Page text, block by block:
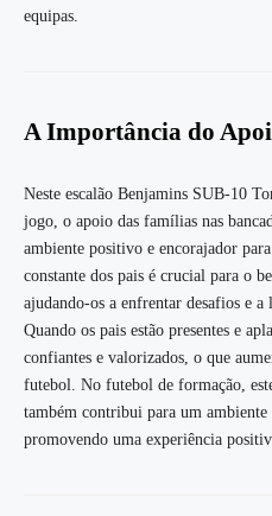
equipas.
A Importância do
Neste escalão Benjamins SUB-10
jogo, o apoio das famílias nas
ambiente positivo e encorajador
constante dos pais é crucial para o
ajudando-os a enfrentar desafios e
Quando os pais estão presentes e
confiantes e valorizados, o que
futebol. No futebol de formação,
também contribui para um
promovendo uma experiência